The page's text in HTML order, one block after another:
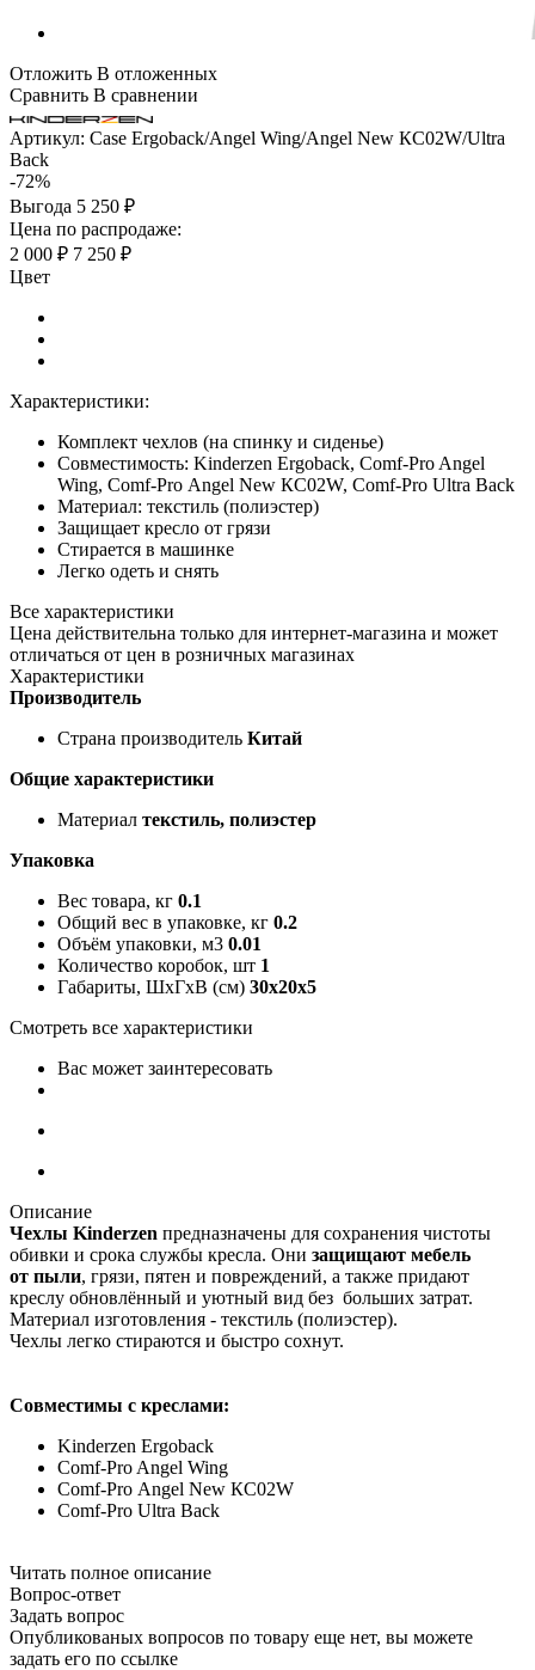
Отложить В отложенных
Сравнить В сравнении
Артикул: Case Ergoback/Angel Wing/Angel New КС02W/Ultra
Back
-72%
Выгода 5 250 ₽
Цена по распродаже:
2 000 ₽ 7 250 ₽
Цвет
Характеристики:
Комплект чехлов (на спинку и сиденье)
Совместимость: Kinderzen Ergoback, Comf-Pro Angel
Wing, Comf-Pro Angel New КС02W, Comf-Pro Ultra Back
Материал: текстиль (полиэстер)
Защищает кресло от грязи
Стирается в машинке
Легко одеть и снять
Все характеристики
Цена действительна только для интернет-магазина и может
отличаться от цен в розничных магазинах
Характеристики
Производитель
Страна производитель Китай
Общие характеристики
Материал текстиль, полиэстер
Упаковка
Вес товара, кг 0.1
Общий вес в упаковке, кг 0.2
Объём упаковки, м3 0.01
Количество коробок, шт 1
Габариты, ШxГxВ (см) 30x20x5
Смотреть все характеристики
Вас может заинтересовать
Описание
Чехлы Kinderzen предназначены для сохранения чистоты
обивки и срока службы кресла. Они защищают мебель
от пыли, грязи, пятен и повреждений, а также придают
креслу обновлённый и уютный вид без больших затрат.
Материал изготовления - текстиль (полиэстер).
Чехлы легко стираются и быстро сохнут.
Совместимы с креслами:
Kinderzen Ergoback
Comf-Pro Angel Wing
Comf-Pro Angel New КС02W
Comf-Pro Ultra Back
Читать полное описание
Вопрос-ответ
Задать вопрос
Опубликованых вопросов по товару еще нет, вы можете
задать его по ссылке